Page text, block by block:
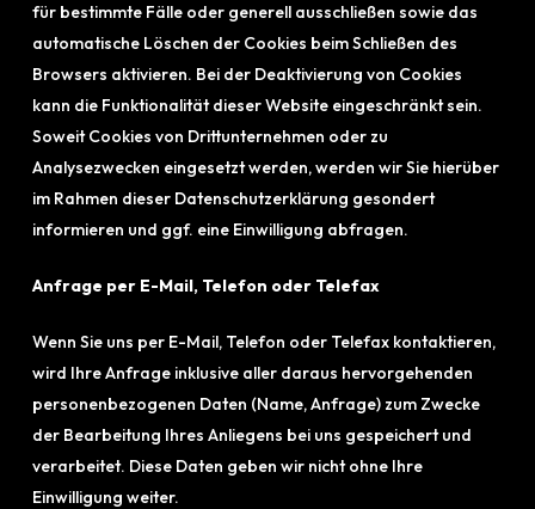
für bestimmte Fälle oder generell ausschließen sowie das
automatische Löschen der Cookies beim Schließen des
Browsers aktivieren. Bei der Deaktivierung von Cookies
kann die Funktionalität dieser Website eingeschränkt sein.
Soweit Cookies von Drittunternehmen oder zu
Analysezwecken eingesetzt werden, werden wir Sie hierüber
im Rahmen dieser Datenschutzerklärung gesondert
informieren und ggf. eine Einwilligung abfragen.
Anfrage per E-Mail, Telefon oder Telefax
Wenn Sie uns per E-Mail, Telefon oder Telefax kontaktieren,
wird Ihre Anfrage inklusive aller daraus hervorgehenden
personenbezogenen Daten (Name, Anfrage) zum Zwecke
der Bearbeitung Ihres Anliegens bei uns gespeichert und
verarbeitet. Diese Daten geben wir nicht ohne Ihre
Einwilligung weiter.